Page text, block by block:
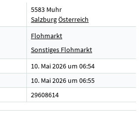
5583 Muhr
SalzburgÖsterreich
Flohmarkt
Sonstiges Flohmarkt
10. Mai 2026 um 06:54
10. Mai 2026 um 06:55
29608614